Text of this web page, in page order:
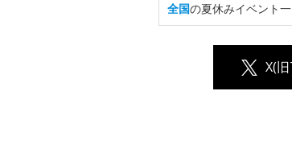
全国の夏休みイベント
X(